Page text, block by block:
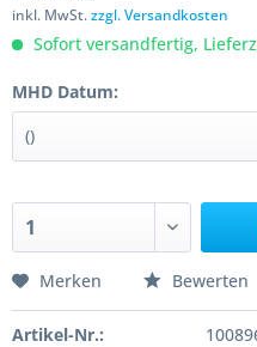
inkl. MwSt.zzgl. Versandkosten
Sofort versandfertig,
MHD Datum:
Merken Bewerten
Artikel-Nr.: